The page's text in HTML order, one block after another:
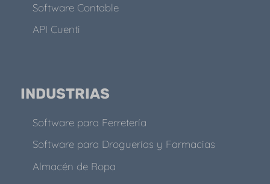
Software Contable
API Cuenti
INDUSTRIAS
Software para Ferretería
Software para Droguerías y Farmacias
Almacén de Ropa